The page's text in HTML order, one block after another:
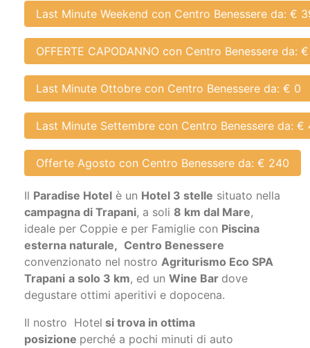
Last Minute Weekend con Centro Benessere da: €
OFFERTE CAPODANNO con Centro Benessere da:
Last Minute Ottobre con Centro Benessere da: € 0
Last Minute Settembre con Centro Benessere da: €
Offerte Agosto con Centro Benessere da: € 240
Il Paradise Hotel è un Hotel 3 stelle situato nella
campagna di Trapani, a soli 8 km dal Mare,
ideale per Coppie e per Famiglie con Piscina
esterna naturale, Centro Benessere
convenzionato nel nostro Agriturismo Eco SPA
Trapani a solo 3 km, ed un Wine Bar dove
degustare ottimi aperitivi e dopocena.
Il nostro Hotel si trova in ottima
posizione perché a pochi minuti di auto